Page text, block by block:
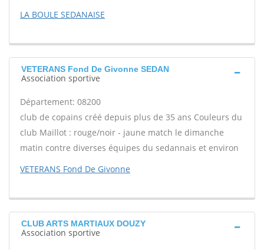
LA BOULE SEDANAISE
VETERANS Fond De Givonne SEDAN
Association sportive
Département: 08200
club de copains créé depuis plus de 35 ans Couleurs du
club Maillot : rouge/noir - jaune match le dimanche
matin contre diverses équipes du sedannais et environ
VETERANS Fond De Givonne
CLUB ARTS MARTIAUX DOUZY
Association sportive